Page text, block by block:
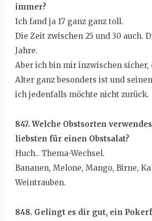
immer?
Ich fand ja 17 ganz ganz toll.
Die Zeit zwischen 25 und 30 auch.
Jahre.
Aber ich bin mir inzwischen sicher,
Alter ganz besonders ist und
ich jedenfalls möchte nicht zurück.
847. Welche Obstsorten
liebsten für einen Obstsalat?
Huch.. Thema-Wechsel.
Bananen, Melone, Mango, Birne,
Weintrauben.
848. Gelingt es dir gut, ein